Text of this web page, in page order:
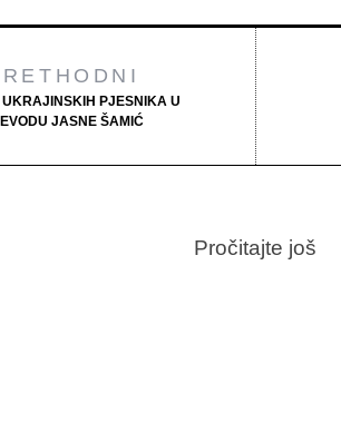
UKRAJINSKIH PJESNIKA U
JASNE ŠAMIĆ
Pročitajte još